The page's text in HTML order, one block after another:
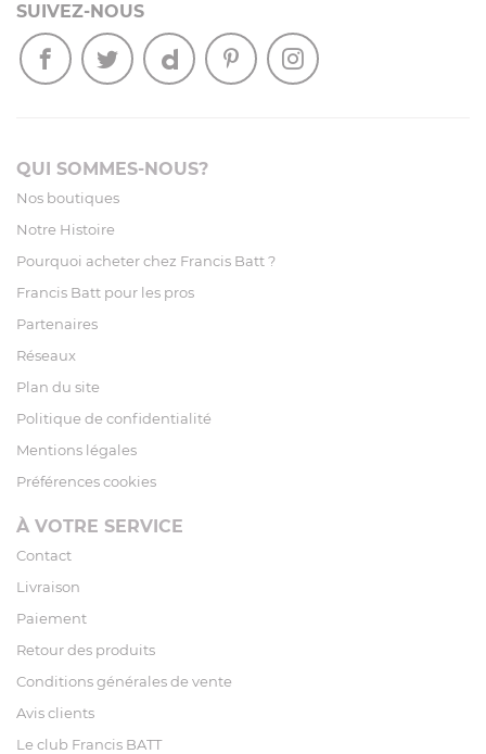
SUIVEZ-NOUS
QUI SOMMES-NOUS?
Nos boutiques
Notre Histoire
Pourquoi acheter chez Francis Batt ?
Francis Batt pour les pros
Partenaires
Réseaux
Plan du site
Politique de confidentialité
Mentions légales
Préférences cookies
À VOTRE SERVICE
Contact
Livraison
Paiement
Retour des produits
Conditions générales de vente
Avis clients
Le club Francis BATT